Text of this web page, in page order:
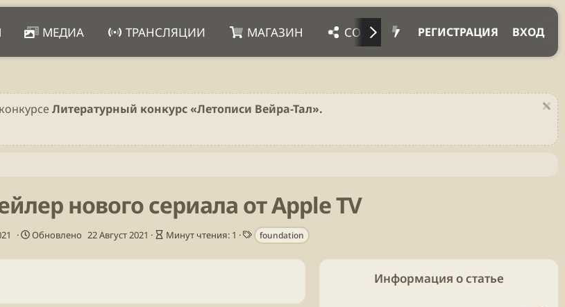
МЕДИА ТРАНСЛЯЦИИ МАГАЗИН СОЦ. СЕТИ ПРОЧЕЕ ВХОД
РЕГИСТРАЦИЯ
Литературный конкурс «Летописи Вейра-Тал».
нового сериала от Apple TV
Обновлено 22 Август 2021
В
е
Минут чтения: 1
Т
е
г
foundation
Информация о статье